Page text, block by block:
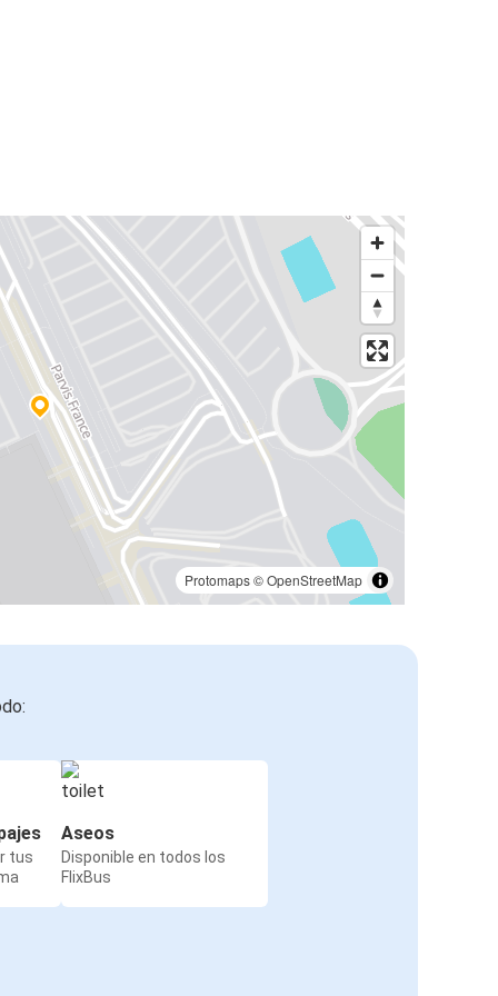
Aeropuerto de Basilea EuroAirport
Luxemburgo
Aeropuerto de Basilea EuroAirport
Aeropuerto de Basilea EuroAirport
Constanza
Aeropuerto de Basilea EuroAirport
Barcelona
Saarbrücken
Aeropuerto de Basilea EuroAirport
Aeropuerto de Basilea EuroAirport
Protomaps©OpenStreetMap
tus
Aseos
Disponible en todos los
FlixBus